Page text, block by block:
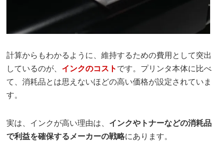
計算からもわかるように、維持するための費用として突出
しているのが、 インクのコスト です。プリンタ本体に比べ
て、消耗品とは思えないほどの高い価格が設定されていま
す。
実は、インクが高い理由は、 インクやトナーなどの消耗品
で利益を確保するメーカーの戦略にあります。